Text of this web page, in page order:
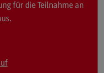
für die Teilnahme an